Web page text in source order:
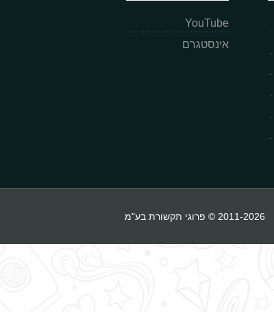
YouTube
אינסטגרם
2011-2026 © פרוגי תקשורת בע"מ